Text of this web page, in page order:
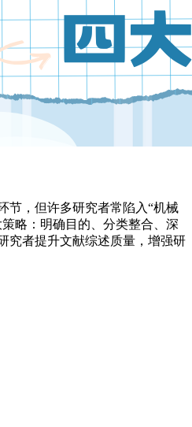
节，但许多研究者常陷入“机械
略：明确目的、分类整合、深
究者提升文献综述质量，增强研